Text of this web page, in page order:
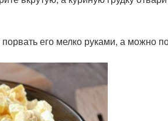
его мелко руками, а можно